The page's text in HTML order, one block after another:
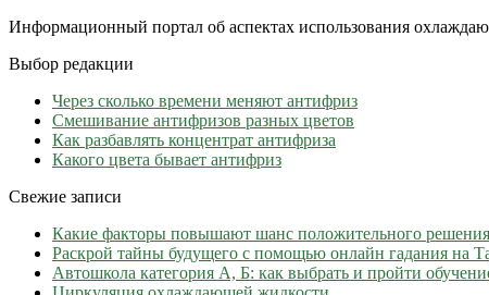
Информационный портал об аспектах использования
Выбор редакции
Через сколько времени меняют антифриз
Cмешивание антифризов разных цветов
Как разбавлять концентрат антифриза
Какого цвета бывает антифриз
Свежие записи
Какие факторы повышают шанс положительного решения
Раскрой тайны будущего с помощью онлайн гадания на
Автошкола категория А, Б: как выбрать и пройти